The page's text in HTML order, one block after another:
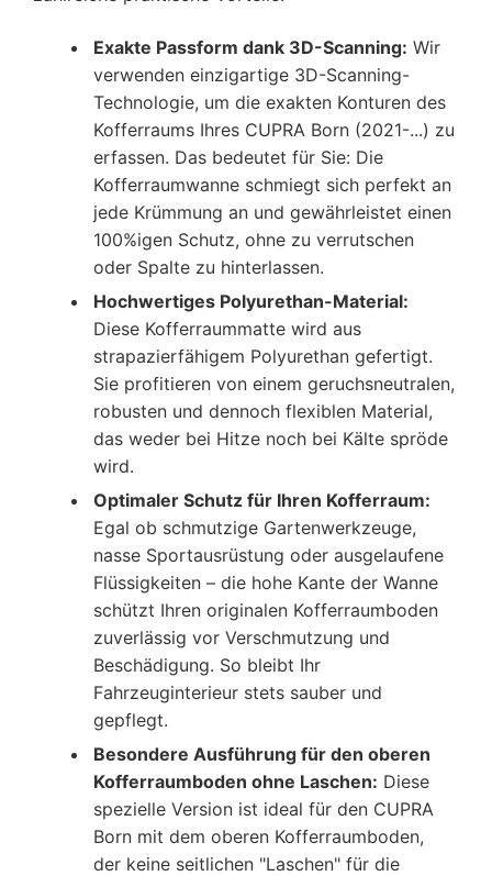
Exakte Passform dank 3D-Scanning: Wir
verwenden einzigartige 3D-Scanning-
Technologie, um die exakten Konturen des
Kofferraums Ihres CUPRA Born (2021-...) zu
erfassen. Das bedeutet für Sie: Die
Kofferraumwanne schmiegt sich perfekt an
jede Krümmung an und gewährleistet einen
100%igen Schutz, ohne zu verrutschen
oder Spalte zu hinterlassen.
Hochwertiges Polyurethan-Material:
Diese Kofferraummatte wird aus
strapazierfähigem Polyurethan gefertigt.
Sie profitieren von einem geruchsneutralen,
robusten und dennoch flexiblen Material,
das weder bei Hitze noch bei Kälte spröde
wird.
Optimaler Schutz für Ihren Kofferraum:
Egal ob schmutzige Gartenwerkzeuge,
nasse Sportausrüstung oder ausgelaufene
Flüssigkeiten – die hohe Kante der Wanne
schützt Ihren originalen Kofferraumboden
zuverlässig vor Verschmutzung und
Beschädigung. So bleibt Ihr
Fahrzeuginterieur stets sauber und
gepflegt.
Besondere Ausführung für den oberen
Kofferraumboden ohne Laschen: Diese
spezielle Version ist ideal für den CUPRA
Born mit dem oberen Kofferraumboden,
der keine seitlichen "Laschen" für die